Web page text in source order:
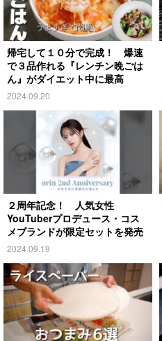
帰宅して１０分で完成！ 爆速
で３品作れる『レンチン晩ごは
ん』がダイエット中に最高
2024.09.20
２周年記念！ 人気女性
YouTuberプロデュース・コス
メブランドが限定セットを発売
2024.09.19